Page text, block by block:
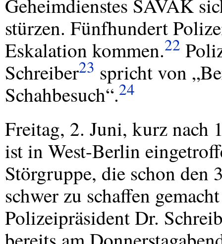
Geheimdienstes SAVAK
stürzen. Fünfhundert
Eskalation kommen.22
Schreiber23 spricht von
Schahbesuch“.24
Freitag, 2. Juni, kurz nach
ist in West-Berlin
Störgruppe, die schon den
schwer zu schaffen
Polizeipräsident Dr.